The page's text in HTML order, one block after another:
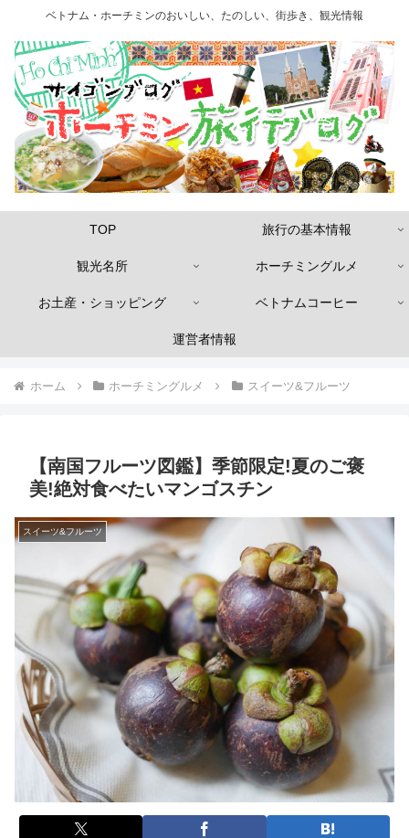
ベトナム・ホーチミンのおいしい、たのしい、街歩き、観光情報
TOP 旅行の基本情報
観光名所 ホーチミングルメ
お土産・ショッピング ベトナムコーヒー
運営者情報
ホーム ホーチミングルメ スイーツ&フルーツ
【南国フルーツ図鑑】季節限定!夏のご褒
美!絶対食べたいマンゴスチン
スイーツ&フルーツ